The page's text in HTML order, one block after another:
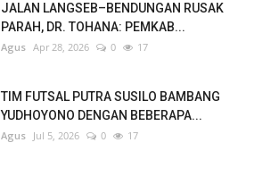
JALAN LANGSEB–BENDUNGAN RUSAK
PARAH, DR. TOHANA: PEMKAB...
Agus Apr 28, 2026 0 17
TIM FUTSAL PUTRA SUSILO BAMBANG
YUDHOYONO DENGAN BEBERAPA...
Agus Jul 5, 2026 0 17